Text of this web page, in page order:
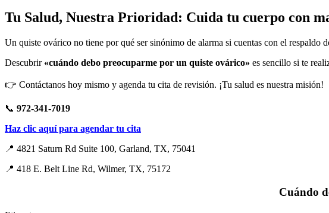
Tu Salud, Nuestra Prioridad: Cuida tu cuerpo con
Un quiste ovárico no tiene por qué ser sinónimo de alarma si cuentas con el
Descubrir «cuándo debo preocuparme por un quiste ovárico» es sencillo si te
👉 Contáctanos hoy mismo y agenda tu cita de revisión. ¡Tu salud es nuestra misión!
📞 972-341-7019
Haz clic aquí para agendar tu cita
📍 4821 Saturn Rd Suite 100, Garland, TX, 75041
📍 418 E. Belt Line Rd, Wilmer, TX, 75172
Cuándo